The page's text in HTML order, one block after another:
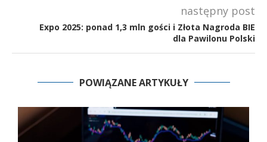
następny post
Expo 2025: ponad 1,3 mln gości i Złota Nagroda BIE
dla Pawilonu Polski
POWIĄZANE ARTYKUŁY